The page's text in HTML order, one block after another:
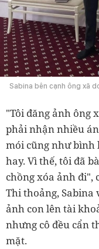
Sabina bên cạnh ông xã
"Tôi đăng ảnh ông
phải nhận nhiều
mói cũng như bình
hay. Vì thế, tôi đã
chồng xóa ảnh đi",
Thi thoảng, Sabina
ảnh con lên tài
nhưng cô đều cẩn
mặt.